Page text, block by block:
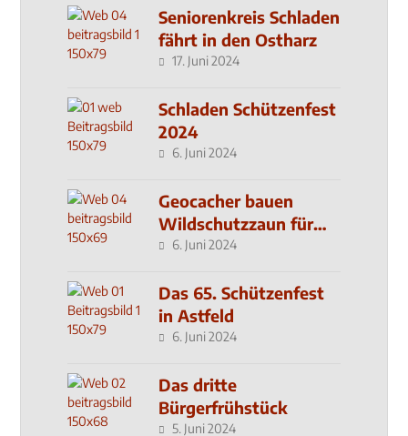
Seniorenkreis Schladen
fährt in den Ostharz
17. Juni 2024
Schladen Schützenfest
2024
6. Juni 2024
Geocacher bauen
Wildschutzzaun für
den MachMit! Wald
6. Juni 2024
Das 65. Schützenfest
in Astfeld
6. Juni 2024
Das dritte
Bürgerfrühstück
5. Juni 2024